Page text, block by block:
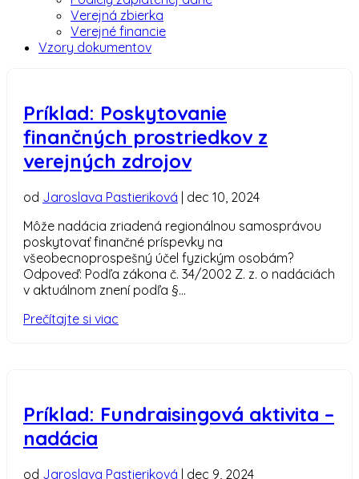
Verejná zbierka
Verejné financie
Vzory dokumentov
Príklad: Poskytovanie
finančných prostriedkov z
verejných zdrojov
od Jaroslava Pastieriková | dec 10, 2024
Môže nadácia zriadená regionálnou samosprávou
poskytovať finančné príspevky na
všeobecnoprospešný účel fyzickým osobám?
Odpoveď: Podľa zákona č. 34/2002 Z. z. o nadáciách
v aktuálnom znení podľa §...
Prečítajte si viac
Príklad: Fundraisingová aktivita –
nadácia
od Jaroslava Pastieriková | dec 9, 2024